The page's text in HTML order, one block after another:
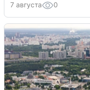
7 августа 0